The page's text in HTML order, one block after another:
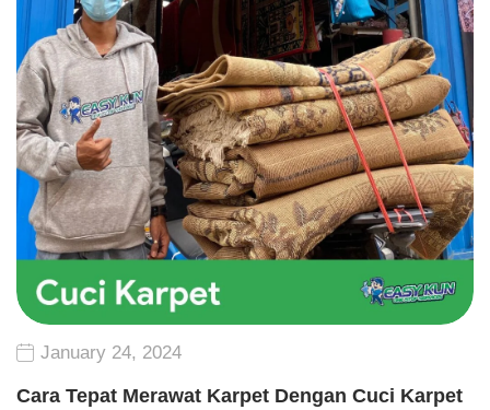
January 24, 2024
Cara Tepat Merawat Karpet Dengan Cuci Karpet